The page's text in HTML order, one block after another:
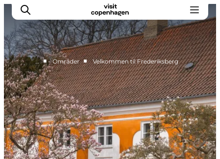
This is Copenhagen
Aktiviteter
Spis & drik
Områder
Planlæg din tur
CopenPay
… ■ Områder ■ Velkommen til Frederiksberg